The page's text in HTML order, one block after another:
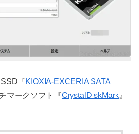
『KIOXIA-EXCERIA SATA
マークソフト『CrystalDiskMark 』